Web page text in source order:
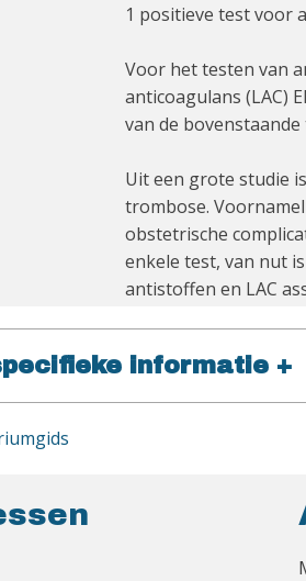
1 positieve test voor
Voor het testen van
anticoagulans (LAC)
van de
Uit een grote studie
trombose.
obstetrische
enkele test, van nut
antistoffen en LAC
informatie +